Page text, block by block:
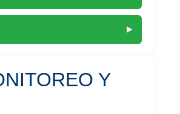
►
Y